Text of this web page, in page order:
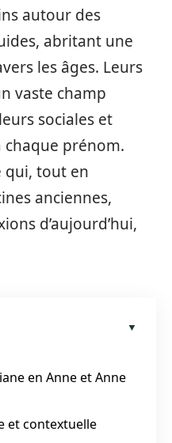
autour des
abritant une
les âges. Leurs
vaste champ
sociales et
prénom.
qui, tout en
anciennes,
d’aujourd’hui,
en Anne et Anne
et contextuelle